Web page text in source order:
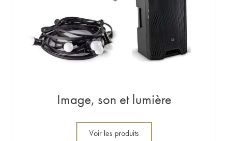
Image, son et lumière
Voir les produits